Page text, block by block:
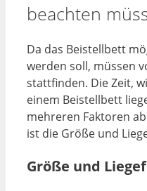
beachten
Da das Beistellbett
werden soll, müssen
stattfinden. Die Zeit,
einem Beistellbett
mehreren Faktoren
ist die Größe und
Größe und